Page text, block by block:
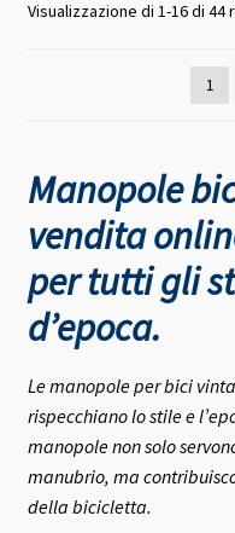
Visualizzazione di 1-16 di 44
1
Manopole
vendita
per tutti gli
d’epoca.
Le manopole per bici
rispecchiano lo stile e
manopole non solo
manubrio, ma
della bicicletta.